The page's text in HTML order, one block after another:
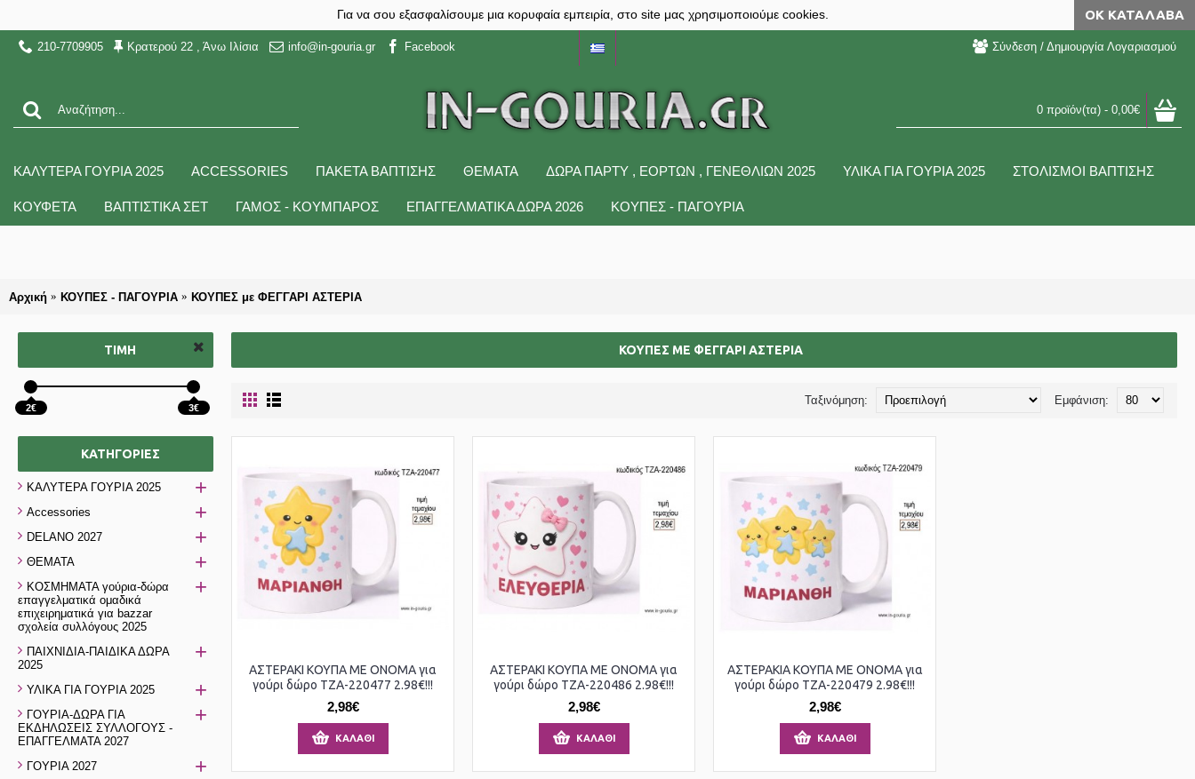
Για να σου εξασφαλίσουμε μια κορυφαία εμπειρία, στο site μας χρησιμοποιούμε cookies. ΟΚ ΚΑΤΆΛΑΒΑ
210-7709905 Κρατερού 22 , Άνω Ιλίσια info@in-gouria.gr Facebook Σύνδεση / Δημιουργία Λογαριασμού
0 προϊόν(τα) - 0,00€
ΚΑΛΥΤΕΡΑ ΓΟΥΡΙΑ 2025 ACCESSORIES ΠΑΚΕΤΑ ΒΑΠΤΙΣΗΣ ΘΕΜΑΤΑ ΔΩΡΑ ΠΆΡΤΥ , ΕΟΡΤΏΝ , ΓΕΝΕΘΛΊΩΝ 2025 ΥΛΙΚΑ ΓΙΑ ΓΟΥΡΙΑ 2025 ΣΤΟΛΙΣΜΟΙ ΒΑΠΤΙΣΗΣ
ΚΟΥΦΕΤΑ ΒΑΠΤΙΣΤΙΚΑ ΣΕΤ ΓΑΜΟΣ - ΚΟΥΜΠΑΡΟΣ ΕΠΑΓΓΕΛΜΑΤΙΚΑ ΔΩΡΑ 2026 ΚΟΥΠΕΣ - ΠΑΓΟΥΡΙΑ
Αρχική ΚΟΥΠΕΣ - ΠΑΓΟΥΡΙΑ ΚΟΥΠΕΣ με ΦΕΓΓΑΡΙ ΑΣΤΕΡΙΑ
ΤΙΜΉ
2€ 3€
ΚΑΤΗΓΟΡΊΕΣ
ΚΑΛΥΤΕΡΑ ΓΟΥΡΙΑ 2025 +
Accessories +
DELANO 2027 +
ΘΕΜΑΤΑ +
ΚΟΣΜΗΜΑΤΑ γούρια-δώρα
επαγγελματικά ομαδικά
επιχειρηματικά για bazzar
σχολεία συλλόγους 2025
+
ΠΑΙΧΝΙΔΙΑ-ΠΑΙΔΙΚΑ ΔΩΡΑ
2025
+
ΥΛΙΚΑ ΓΙΑ ΓΟΥΡΙΑ 2025 +
ΓΟΥΡΙΑ-ΔΩΡΑ ΓΙΑ
ΕΚΔΗΛΩΣΕΙΣ ΣΥΛΛΟΓΟΥΣ -
ΕΠΑΓΓΕΛΜΑΤΑ 2027
+
ΓΟΥΡΙΑ 2027 +
ΚΟΥΠΕΣ ΜΕ ΦΕΓΓΑΡΙ ΑΣΤΕΡΙΑ
Εμφάνιση:
Ταξινόμηση:
ΑΣΤΕΡΑΚΙ ΚΟΥΠΑ ΜΕ ΟΝΟΜΑ για
γούρι δώρο ΤΖΑ-220477 2.98€!!!
2,98€
ΚΑΛΆΘΙ
ΑΣΤΕΡΑΚΙ ΚΟΥΠΑ ΜΕ ΟΝΟΜΑ για
γούρι δώρο ΤΖΑ-220486 2.98€!!!
2,98€
ΚΑΛΆΘΙ
ΑΣΤΕΡΑΚΙΑ ΚΟΥΠΑ ΜΕ ΟΝΟΜΑ για
γούρι δώρο ΤΖΑ-220479 2.98€!!!
2,98€
ΚΑΛΆΘΙ